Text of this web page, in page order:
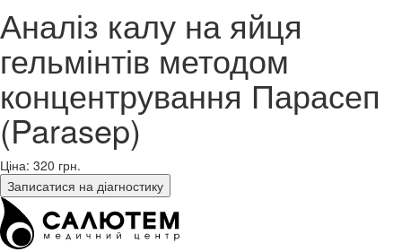
Аналіз калу на яйця
гельмінтів методом
концентрування Парасеп
(Parasep)
Ціна: 320 грн.
Записатися на діагностику